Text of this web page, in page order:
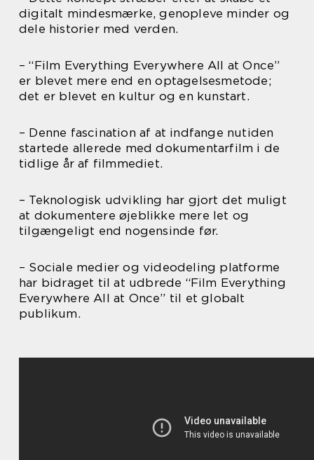
digitalt mindesmærke, genopleve minder og
dele historier med verden.
– “Film Everything Everywhere All at Once”
er blevet mere end en optagelsesmetode;
det er blevet en kultur og en kunstart.
– Denne fascination af at indfange nutiden
startede allerede med dokumentarfilm i de
tidlige år af filmmediet.
– Teknologisk udvikling har gjort det muligt
at dokumentere øjeblikke mere let og
tilgængeligt end nogensinde før.
– Sociale medier og videodeling platforme
har bidraget til at udbrede “Film Everything
Everywhere All at Once” til et globalt
publikum.